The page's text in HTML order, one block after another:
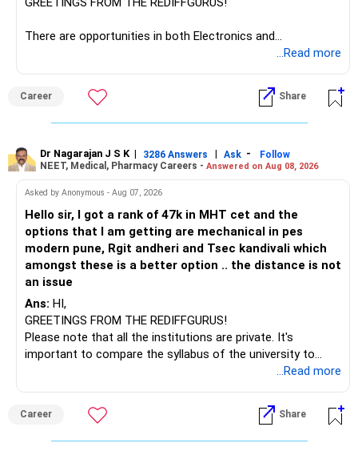
प्रवेश और समृद्ध भविष्य के लिए शुभकामनाएँ!
'करियर | पैसा | स्वास्थ्य | संबंध' के बारे में अधिक जानने के लिए
There are opportunities in both Electronics and
Telecommunications (EnTC) and Information Technology
than IT. The choice is yours. Given that the field is
constantly evolving, you must be ready to accept various
challenges after graduation. Additionally, consider pursuing
to enhance your job prospects.
BEST WISHES.
...Read more
Career Share
Dr Nagarajan J S K | 3286 Answers | Ask -
Follow
NEET, Medical, Pharmacy Careers - Answered on Aug 08, 2026
Asked by Anonymous - Aug 07, 2026
Hello sir, I got a rank of 47k in MHT cet and the
options that I am getting are mechanical in pes
modern pune, Rgit andheri and Tsec kandivali which
amongst these is a better option .. the distance is not
an issue
Ans: HI,
GREETINGS FROM THE REDIFFGURUS!
Please note that all the institutions are private. It's
important to compare the syllabus of the university to
which the institution is affiliated. Typically, the university's
institution's name. Start by reviewing the syllabus, then look
at the faculty (especially the turnover rate) and the
infrastructure, like the mechanical labs, which are crucial.
...Read more
Career Share